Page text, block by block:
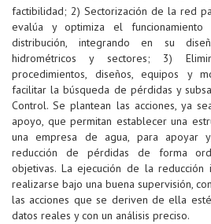
factibilidad; 2) Sectorización de la red
evalúa y optimiza el
distribución, integrando en su
hidrométricos y sectores; 3)
procedimientos, diseños, equipos y
facilitar la búsqueda de pérdidas y
Control. Se plantean las acciones, ya
apoyo, que permitan establecer una
una empresa de agua, para apoyar
reducción de pérdidas de forma
objetivas. La ejecución de la
realizarse bajo una buena supervisión,
las acciones que se deriven de ella
datos reales y con un análisis preciso.